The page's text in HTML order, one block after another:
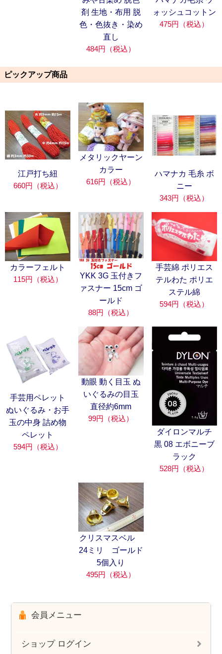
剤 生地・布用 脱
色・色抜き・染め
直し
484円（税込）
ォッシュコットン
475円（税込）
ピックアップ商品
江戸打ち紐
660円（税込）
メタリックヤーン
カラー
616円（税込）
ハマナカ 毛糸 ボ
ニー
343円（税込）
カラーフェルト
115円（税込）
YKK 3G 玉付きフ
ァスナー 15cm ゴ
ールド
88円（税込）
手芸綿 ポリエス
テルわた ポリエ
ステル綿
594円（税込）
手芸用ペレット
ぬいぐるみ・お手
玉の中身 詰め物
ペレット
594円（税込）
動眼 動く目玉 ぬ
いぐるみの目玉
直径約6mm
99円（税込）
ダイロンマルチ
黒 08 エボニーブ
ラック
528円（税込）
クリスマスベル
24ミリ ゴールド
5個入り
495円（税込）
会員メニュー
ショップ ログイン